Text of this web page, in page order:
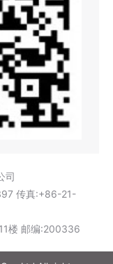
司
传真:+86-21-
楼 邮编:200336